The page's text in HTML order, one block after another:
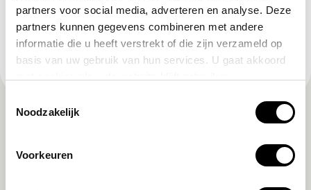
partners voor social media, adverteren en analyse. Deze
partners kunnen gegevens combineren met andere
informatie die u heeft verstrekt of die zijn verzameld op
basis van uw gebruik van hun services. U gaat akkoord
Noodzakelijk
Voorkeuren
ARTIS-Zoomeravonden
Elke zaterdagavond van 11 juli t/m 30 augustus:
muziek, dieren en picknick.